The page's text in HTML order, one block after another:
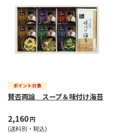
賛否両論 スープ＆味付け海苔
2,160円
(送料別・税込)